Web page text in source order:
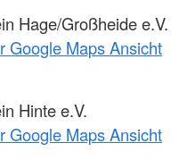
Hage/Großheide e.V.
Google Maps Ansicht
Hinte e.V.
Google Maps Ansicht